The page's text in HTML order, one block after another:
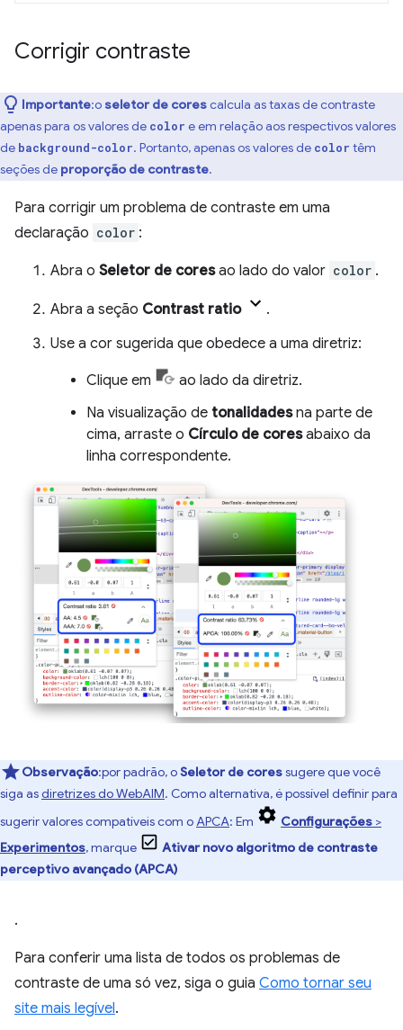
Corrigir contraste
Importante:o seletor de corescalcula as taxas de contraste
apenas para os valores de color e em relação aos respectivos valores
de background-color. Portanto, apenas os valores de color têm
seções de proporção de contraste.
Para corrigir um problema de contraste em uma
declaração color :
Abra o Seletor de coresao lado do valor color .
Abra a seção Contrast ratio
.
Use a cor sugerida que obedece a uma diretriz:
Clique em
ao lado da diretriz.
Na visualização de tonalidadesna parte de
cima, arraste o Círculo de coresabaixo da
linha correspondente.
Observação:por padrão, oSeletor de coressugere que você
siga asdiretrizes do WebAIM. Como alternativa, é possível definir para
sugerir valores compatíveis com oAPCA: Em Configurações >
Experimentos, marque
Ativar novo algoritmo de contraste
perceptivo avançado (APCA)
.
Para conferir uma lista de todos os problemas de
contraste de uma só vez, siga o guia Como tornar seu
site mais legível.